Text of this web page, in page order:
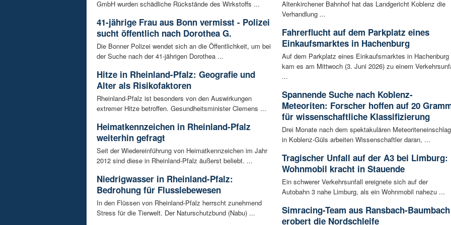
GmbH wurden schädliche Rückstände des Wirkstoffs ...
41-jährige Frau aus Bonn vermisst - Polizei
sucht öffentlich nach Dorothea G.
Die Bonner Polizei wendet sich an die Öffentlichkeit, um bei
der Suche nach der 41-jährigen Dorothea ...
Hitze in Rheinland-Pfalz: Geografie und
Alter als Risikofaktoren
Rheinland-Pfalz ist besonders von den Auswirkungen
extremer Hitze betroffen. Gesundheitsminister Clemens ...
Heimatkennzeichen in Rheinland-Pfalz
weiterhin gefragt
Seit der Wiedereinführung von Heimatkennzeichen im Jahr
2012 sind diese in Rheinland-Pfalz äußerst beliebt. ...
Niedrigwasser in Rheinland-Pfalz:
Bedrohung für Flusslebewesen
In den Flüssen von Rheinland-Pfalz herrscht zunehmend
Stress für die Tierwelt. Der Naturschutzbund (Nabu) ...
Altenkirchener Bahnhof hat das Landgericht Koblenz die
Verhandlung ...
Fahrerflucht auf dem Parkplatz eines
Einkaufsmarktes in Hachenburg
Auf dem Parkplatz eines Einkaufsmarktes in Hachenburg
kam es am Mittwoch (3. Juni 2026) zu einem
...
Spannende Suche nach Koblenz-
Meteoriten: Forscher hoffen auf 20
für wissenschaftliche Klassifizierung
Drei Monate nach dem spektakulären Meteoriteneinschlag
in Koblenz-Güls arbeiten Wissenschaftler daran, ...
Tragischer Unfall auf der A3 bei Limburg:
Wohnmobil kracht in Stauende
Ein schwerer Verkehrsunfall ereignete sich auf der
Autobahn 3 nahe Limburg, als ein Wohnmobil nahezu ...
Simracing-Team aus Ransbach-Baumbach
erobert die Nordschleife